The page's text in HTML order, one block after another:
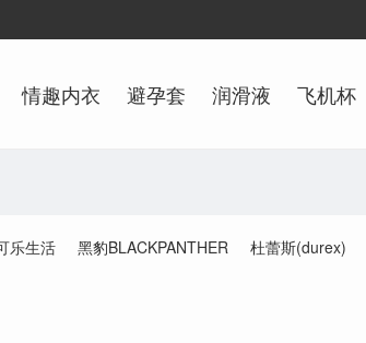
情趣内衣 避孕套 润滑液 飞机杯
乐生活 黑豹BLACKPANTHER 杜蕾斯(durex)